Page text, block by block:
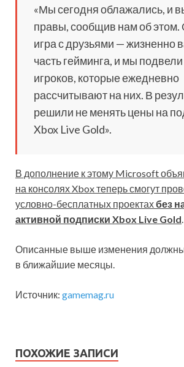
«Мы сегодня облажались, и
правы, сообщив нам об
игра с друзьями — жизненно
часть гейминга, и мы
игроков, которые ежедневно
рассчитывают на них. В
решили не менять цены на
Xbox Live Gold».
В дополнение к этому Microsoft
на консолях Xbox теперь смогут
условно-бесплатных проектахбез
активной подписки Xbox Live Gold
Описанные выше изменения должны
в ближайшие месяцы.
Источник: gamemag.ru
ПОХОЖИЕ ЗАПИСИ